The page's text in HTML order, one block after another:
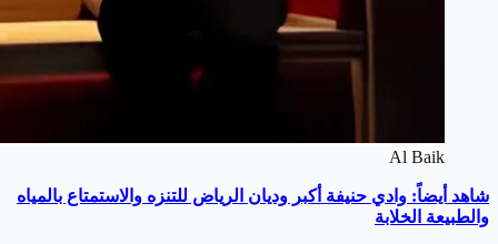
Al Baik
شاهد أيضاً: وادي حنيفة أكبر وديان الرياض للتنزه والاستمتاع بالمياه
والطبيعة الخلابة